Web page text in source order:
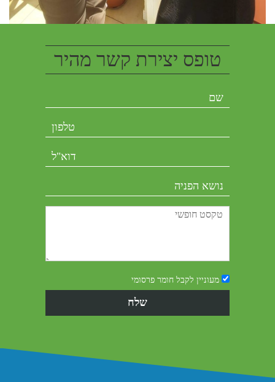
טופס יצירת קשר מהיר
מעוניין לקבל חומר פרסומי